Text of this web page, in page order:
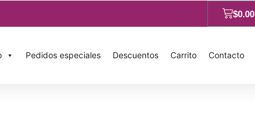
$0.00
Pedidos especiales Descuentos Carrito Contacto